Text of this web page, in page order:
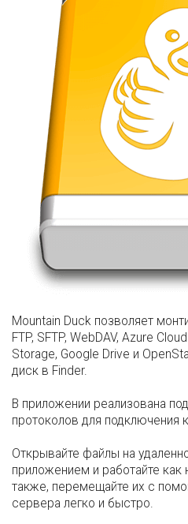
Mountain Duck позволяет
FTP, SFTP, WebDAV, Azure
Storage, Google Drive и
диск в Finder.
В приложении реализована
протоколов для подключения
Открывайте файлы на
приложением и работайте как
также, перемещайте их с
сервера легко и быстро.